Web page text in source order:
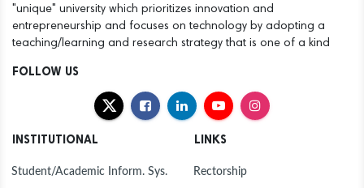
"unique" university which prioritizes innovation and
entrepreneurship and focuses on technology by adopting a
teaching/learning and research strategy that is one of a kind
FOLLOW US
INSTITUTIONAL
Student/Academic Inform. Sys.
LINKS
Rectorship